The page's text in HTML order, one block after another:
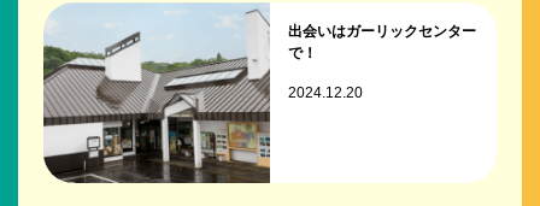
出会いはガーリックセンター
で！
2024.12.20